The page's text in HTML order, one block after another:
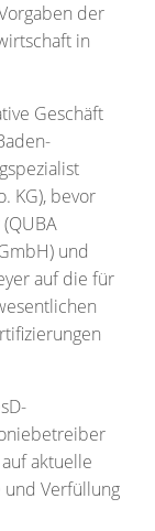
der
in
Geschäft
KG), bevor
und
auf die für
aktuelle
Verfüllung